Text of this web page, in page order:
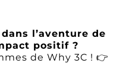
l’aventure de
positif ?
de Why 3C ! 👉